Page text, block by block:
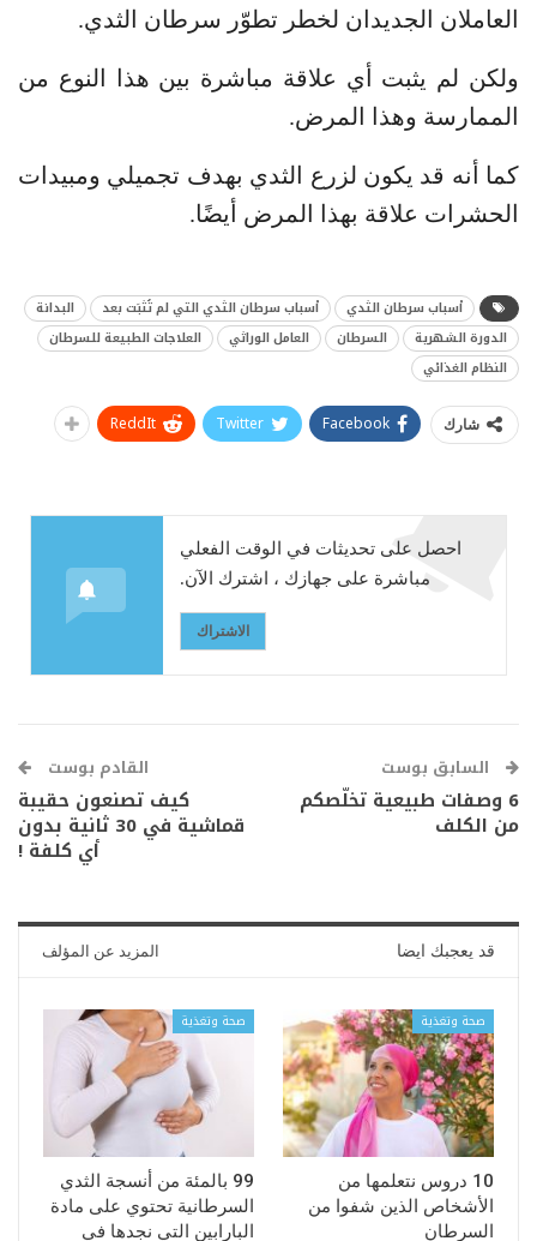
العاملان الجديدان لخطر تطوّر سرطان الثدي.
ولكن لم يثبت أي علاقة مباشرة بين هذا النوع من
الممارسة وهذا المرض.
كما أنه قد يكون لزرع الثدي بهدف تجميلي ومبيدات
الحشرات علاقة بهذا المرض أيضًا.
أسباب سرطان الثدي أسباب سرطان الثدي التي لم تُثبَت بعد
البدانة
الدورة الشهرية
السرطان العامل الوراثي
العلاجات الطبيعة للسرطان
النظام الغذائي
شارك Facebook
Twitter
ReddIt
احصل على تحديثات في الوقت الفعلي
مباشرة على جهازك ، اشترك الآن.
الاشتراك
السابق بوست
6 وصفات طبيعية تخلّصكم
من الكلف
القادم بوست
كيف تصنعون حقيبة
قماشية في 30 ثانية بدون
أي كلفة !
قد يعجبك ايضا المزيد عن المؤلف
صحة وتغذية
10 دروس نتعلمها من
الأشخاص الذين شفوا من
السرطان
صحة وتغذية
99 بالمئة من أنسجة الثدي
السرطانية تحتوي على مادة
البارابين التي نجدها في